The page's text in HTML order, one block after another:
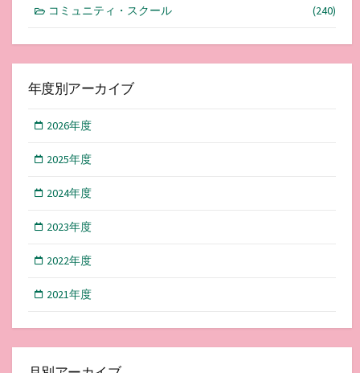
コミュニティ・スクール (240)
年度別アーカイブ
2026年度
2025年度
2024年度
2023年度
2022年度
2021年度